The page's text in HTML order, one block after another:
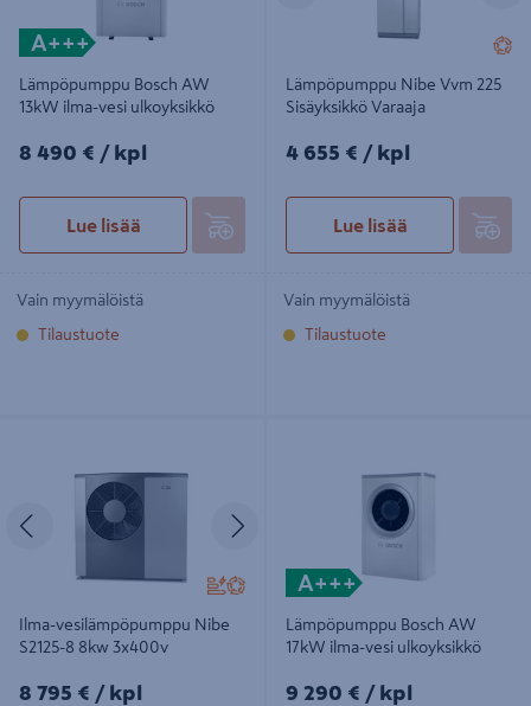
A+++
Lämpöpumppu Bosch AW
13kW ilma-vesi ulkoyksikkö
8490€/kpl
8 490 € / kpl
Lue lisää
Vain myymälöistä
Tilaustuote
Lämpöpumppu Nibe Vvm 225
Sisäyksikkö Varaaja
4655€/kpl
4 655 € / kpl
Lue lisää
Vain myymälöistä
Tilaustuote
Edellinen
Ilma-vesilämpöpumppu Nibe
S2125-8 8kw 3x400v
8795€/kpl
8 795 € / kpl
A+++
Lämpöpumppu Bosch AW
17kW ilma-vesi ulkoyksikkö
9290€/kpl
9 290 € / kpl